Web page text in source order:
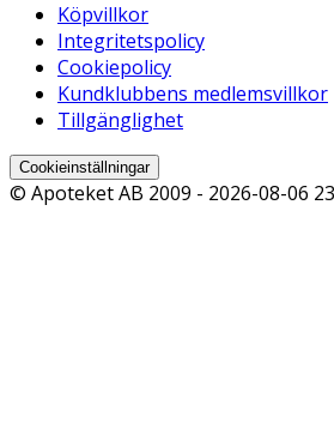
Köpvillkor
Integritetspolicy
Cookiepolicy
Kundklubbens medlemsvillkor
Tillgänglighet
Cookieinställningar
© Apoteket AB 2009 - 2026-08-06